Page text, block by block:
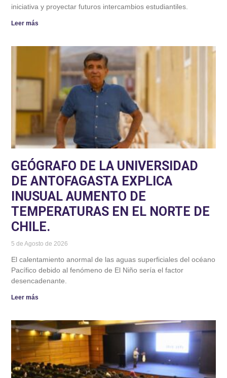
iniciativa y proyectar futuros intercambios estudiantiles.
Leer más
GEÓGRAFO DE LA UNIVERSIDAD
DE ANTOFAGASTA EXPLICA
INUSUAL AUMENTO DE
TEMPERATURAS EN EL NORTE DE
CHILE.
5 de Agosto de 2026
El calentamiento anormal de las aguas superficiales del océano
Pacífico debido al fenómeno de El Niño sería el factor
desencadenante.
Leer más